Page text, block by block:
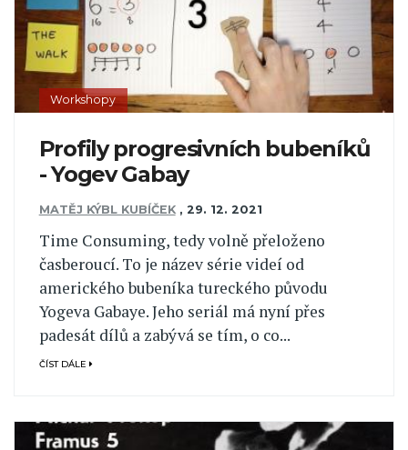
Workshopy
Profily progresivních bubeníků
- Yogev Gabay
MATĚJ KÝBL KUBÍČEK , 29. 12. 2021
Time Consuming, tedy volně přeloženo
časberoucí. To je název série videí od
amerického bubeníka tureckého původu
Yogeva Gabaye. Jeho seriál má nyní přes
padesát dílů a zabývá se tím, o co...
ČÍST DÁLE